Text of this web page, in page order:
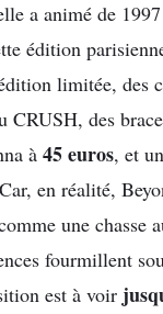
a animé de
édition
limitée, des
CRUSH, des
à 45 euros, et
en réalité,
une chasse
fourmillent
est à voir